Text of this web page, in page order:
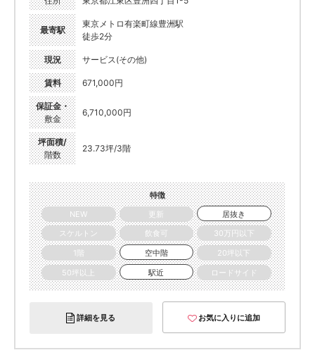
最寄駅
東京メトロ有楽町線豊洲駅
徒歩2分
現況 サービス(その他)
賃料 671,000円
保証金・
敷金
6,710,000円
坪面積/
階数
23.73坪/3階
特徴
NEW
更新
居抜き
スケルトン
飲食可
30万円以下
1階
空中階
20坪以下
50坪以上
駅近 ロードサイド
詳細を見る お気に入りに追加